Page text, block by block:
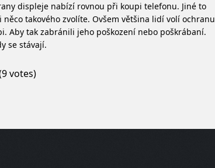
displeje nabízí rovnou při koupi telefonu. Jiné to
takového zvolíte. Ovšem většina lidí volí ochranu
Aby tak zabránili jeho poškození nebo poškrábaní.
se stávají.
votes)